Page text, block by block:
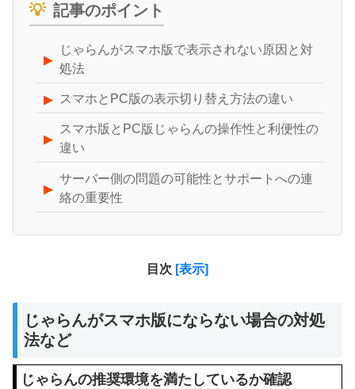
記事のポイント
じゃらんがスマホ版で表示されない原因と対
処法
スマホとPC版の表示切り替え方法の違い
スマホ版とPC版じゃらんの操作性と利便性の
違い
サーバー側の問題の可能性とサポートへの連
絡の重要性
目次 [表示]
じゃらんがスマホ版にならない場合の対処
法など
じゃらんの推奨環境を満たしているか確認